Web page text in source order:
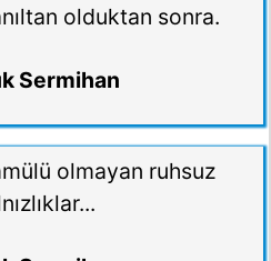
olduktan sonra.
Sermihan
olmayan ruhsuz